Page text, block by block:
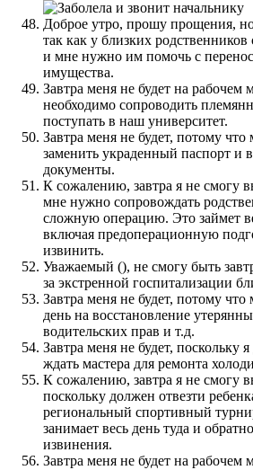
Доброе утро, прошу прощения, но
так как у близких
и мне нужно им помочь с
имущества.
Завтра меня не будет на рабочем
необходимо сопроводить
поступать в наш университет.
Завтра меня не будет, потому
заменить украденный паспорт и
документы.
К сожалению, завтра я не смогу
мне нужно сопровождать
сложную операцию. Это займет
включая предоперационную
извинить.
Уважаемый (), не смогу быть
за экстренной госпитализации
Завтра меня не будет, потому
день на восстановление
водительских прав и т.д.
Завтра меня не будет, поскольку
ждать мастера для ремонта
К сожалению, завтра я не смогу
поскольку должен отвезти
региональный спортивный
занимает весь день туда и
извинения.
Завтра меня не будет на рабочем